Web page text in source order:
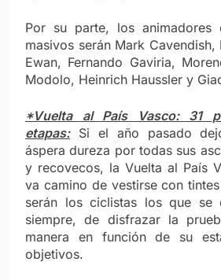
Por su parte, los animadores
masivos serán Mark Cavendish,
Ewan, Fernando Gaviria,
Modolo, Heinrich Haussler y
*Vuelta al País Vasco: 31
etapas:Si el año pasado
áspera dureza por todas sus
y recovecos, la Vuelta al País
va camino de vestirse con
serán los ciclistas los que se
siempre, de disfrazar la
manera en función de su
objetivos.